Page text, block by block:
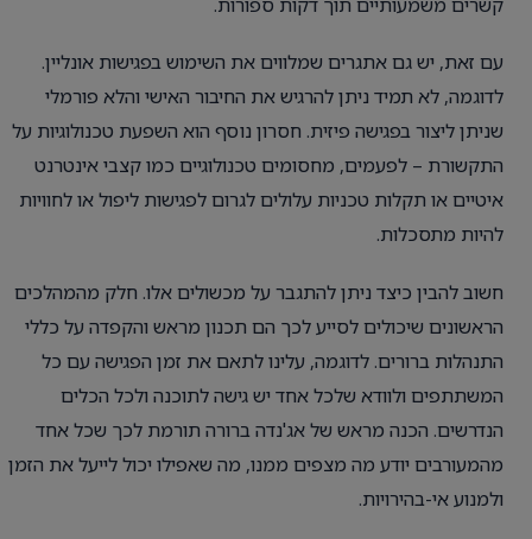
עם זאת, יש גם אתגרים שמלווים את השימוש בפגישות אונליין.
לדוגמה, לא תמיד ניתן להרגיש את החיבור האישי והלא פורמלי
שניתן ליצור בפגישה פיזית. חסרון נוסף הוא השפעת טכנולוגיות על
התקשורת – לפעמים, מחסומים טכנולוגיים כמו קצבי אינטרנט
איטיים או תקלות טכניות עלולים לגרום לפגישות ליפול או לחוויות
להיות מתסכלות.
חשוב להבין כיצד ניתן להתגבר על מכשולים אלו. חלק מהמהלכים
הראשונים שיכולים לסייע לכך הם תכנון מראש והקפדה על כללי
התנהלות ברורים. לדוגמה, עלינו לתאם את זמן הפגישה עם כל
המשתתפים ולוודא שלכל אחד יש גישה לתוכנה ולכל הכלים
הנדרשים. הכנה מראש של אג'נדה ברורה תורמת לכך שכל אחד
מהמעורבים יודע מה מצפים ממנו, מה שאפילו יכול לייעל את הזמן
ולמנוע אי-בהירויות.